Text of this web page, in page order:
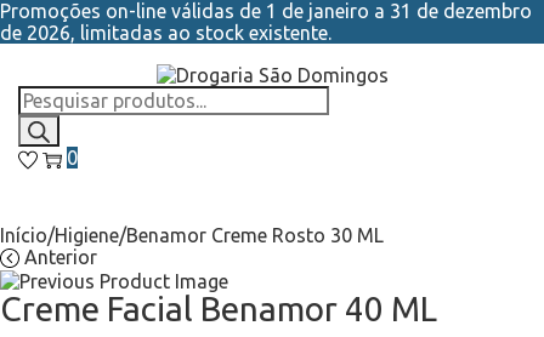
Promoções on-line válidas de 1 de janeiro a 31 de dezembro
de 2026, limitadas ao stock existente.
0
Início/Higiene/Benamor Creme Rosto 30 ML
Anterior
Creme Facial Benamor 40 ML